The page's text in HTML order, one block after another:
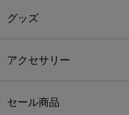
グッズ
アクセサリー
セール商品